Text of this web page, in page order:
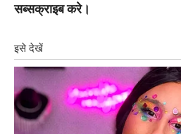
सब्सक्राइब करे।